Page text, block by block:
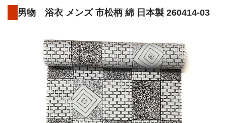
男物 浴衣 メンズ 市松柄 綿 日本製 260414-03